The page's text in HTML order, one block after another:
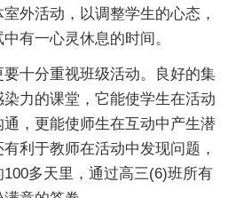
外活动，以调整学生的心态，
有一心灵休息的时间。
十分重视班级活动。良好的集
力的课堂，它能使学生在活动
，更能使师生在互动中产生潜
利于教师在活动中发现问题，
多天里，通过高三(6)班所有